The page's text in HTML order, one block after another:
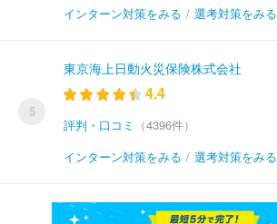
インターン対策をみる / 選考対策をみる
5
東京海上日動火災保険株式会社
4.4
評判・口コミ
（4396件）
インターン対策をみる / 選考対策をみる